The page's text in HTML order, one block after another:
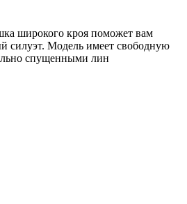
широкого кроя поможет вам
силуэт. Модель имеет свободную
спущенными лин